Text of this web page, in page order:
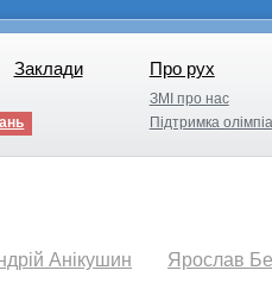
Заклади
Заклади Про рух
Про рух
ЗМІ про нас
ЗМІ про нас
Підтримка
Підтримка
Анікушин Ярослав